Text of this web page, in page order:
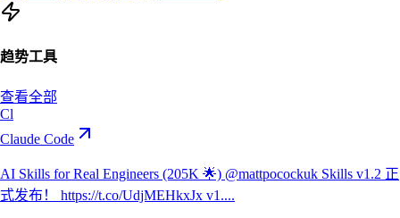
趋势工具
查看全部
Cl
Claude Code
AI Skills for Real Engineers (205K 🌟) @mattpocockuk Skills v1.2 正
式发布！ https://t.co/UdjMEHkxJx v1....